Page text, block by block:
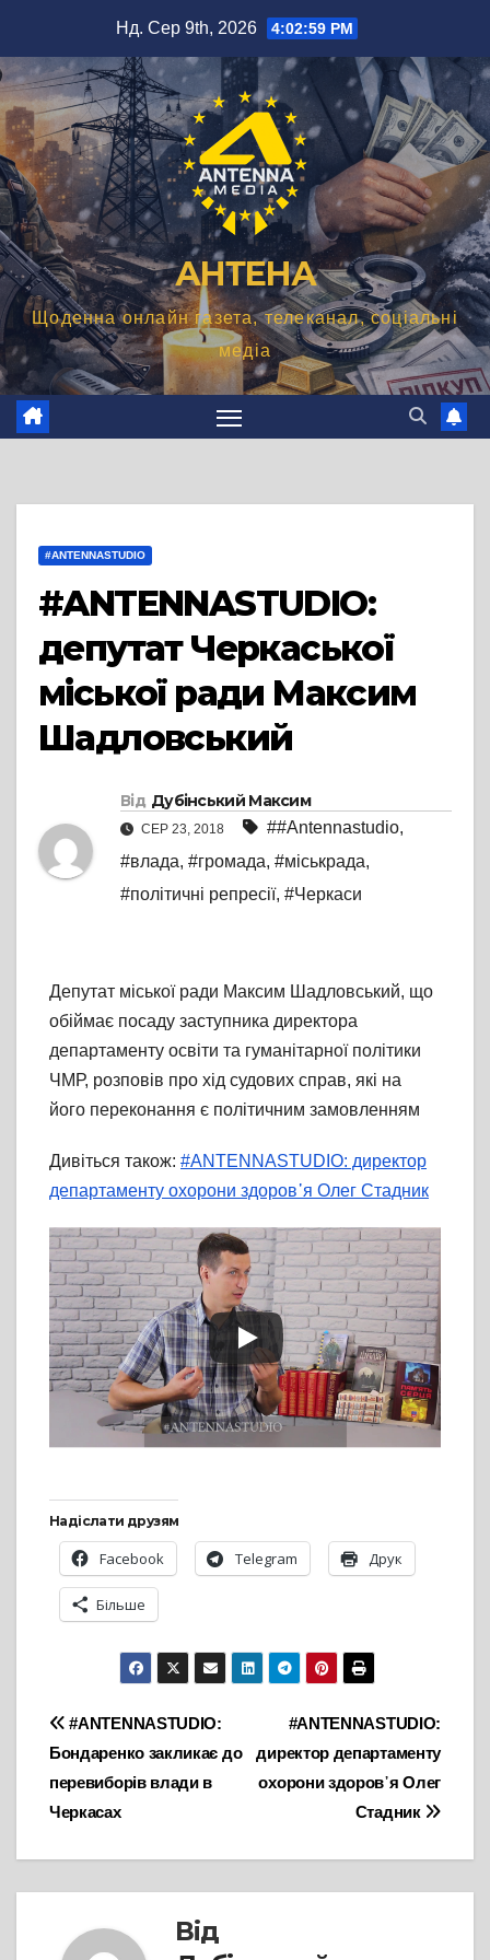
вмісту
Нд. Сер 9th, 2026 4:03:00 PM
АНТЕНА
Щоденна онлайн газета, телеканал, соціальні
медіа
#ANTENNASTUDIO
#ANTENNASTUDIO:
депутат Черкаської
міської ради Максим
Шадловський
Від Дубінський Максим
СЕР 23, 2018 ##Antennastudio,
#влада, #громада, #міськрада,
#політичні репресії, #Черкаси
Депутат міської ради Максим Шадловський, що
обіймає посаду заступника директора
департаменту освіти та гуманітарної політики
ЧМР, розповів про хід судових справ, які на
його переконання є політичним замовленням
Дивіться також: #ANTENNASTUDIO: директор
департаменту охорони здоров᾽я Олег Стадник
Надіслати друзям
Facebook Telegram Друк
Більше
Навігація
записів
#ANTENNASTUDIO:
директор департаменту
охорони здоров᾽я Олег
Стадник
#ANTENNASTUDIO:
Бондаренко закликає до
перевиборів влади в
Черкасах
Від